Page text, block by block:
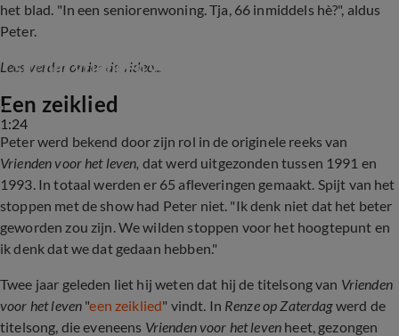
het blad. "In een seniorenwoning. Tja, 66 inmiddels hè?", aldus
Peter.
Lees verder onder de video...
1:24
sitcom Vrienden voor het Leven
Een zeiklied
Peter werd bekend door zijn rol in de originele reeks van
Vrienden voor het leven, dat werd uitgezonden tussen 1991 en
1993. In totaal werden er 65 afleveringen gemaakt. Spijt van het
stoppen met de show had Peter niet. "Ik denk niet dat het beter
geworden zou zijn. We wilden stoppen voor het hoogtepunt en
ik denk dat we dat gedaan hebben."
Twee jaar geleden liet hij weten dat hij de titelsong van Vrienden
voor het leven "een zeiklied" vindt. In Renze op Zaterdagwerd de
titelsong, die eveneens Vrienden voor het leven heet, gezongen